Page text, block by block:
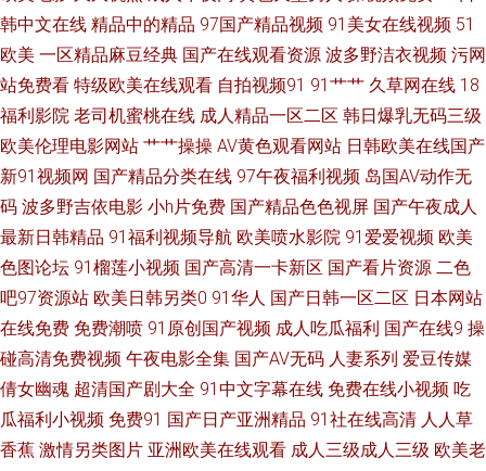
区 91黄色视屏 91探花在线播放 超碰在线资源站 蜜芽精品在线视频 福利网站
导航 人妻九色 91搞熟妇 精品欧美乱码 91丝袜拍拍 91次元黄色pc 人人操熟
妇 久草加勒比 亚洲第七页国产 欧美性咸美女 成人自慰网站香蕉 99人人干人
激情在线网 91磁力 伦理色电影 午夜寂寞福利 久草超碰在线 国产后入自慰大
片 韩国AA片 亚州色图1 国产伦精品 久久香蕉网 超碰人与兽超碰 欧美人妖黄
网 欧州A片 AV72发布页 蜜桃91无需下载 91在线91 东方色图一区二区 日韩
色网络 欧洲一级片 欧美大涩逼 日日夜夜精品国产 五月天社区在线 操碰在线
韩中文在线 精品中的精品 97国产精品视频 91美女在线视频 51
欧美 一区精品麻豆经典 国产在线观看资源 波多野洁衣视频 污网
站免费看 特级欧美在线观看 自拍视频91 91艹艹 久草网在线 18
福利影院 老司机蜜桃在线 成人精品一区二区 韩日爆乳无码三级
欧美伦理电影网站 艹艹操操 AV黄色观看网站 日韩欧美在线国产
新91视频网 国产精品分类在线 97午夜福利视频 岛国AV动作无
码 波多野吉依电影 小h片免费 国产精品色色视屏 国产午夜成人
最新日韩精品 91福利视频导航 欧美喷水影院 91爱爱视频 欧美
色图论坛 91榴莲小视频 国产高清一卡新区 国产看片资源 二色
吧97资源站 欧美日韩另类0 91华人 国产日韩一区二区 日本网站
在线免费 免费潮喷 91原创国产视频 成人吃瓜福利 国产在线9 操
碰高清免费视频 午夜电影全集 国产AV无码 人妻系列 爱豆传媒
倩女幽魂 超清国产剧大全 91中文字幕在线 免费在线小视频 吃
瓜福利小视频 免费91 国产日产亚洲精品 91社在线高清 人人草
香蕉 激情另类图片 亚洲欧美在线观看 成人三级成人三级 欧美老